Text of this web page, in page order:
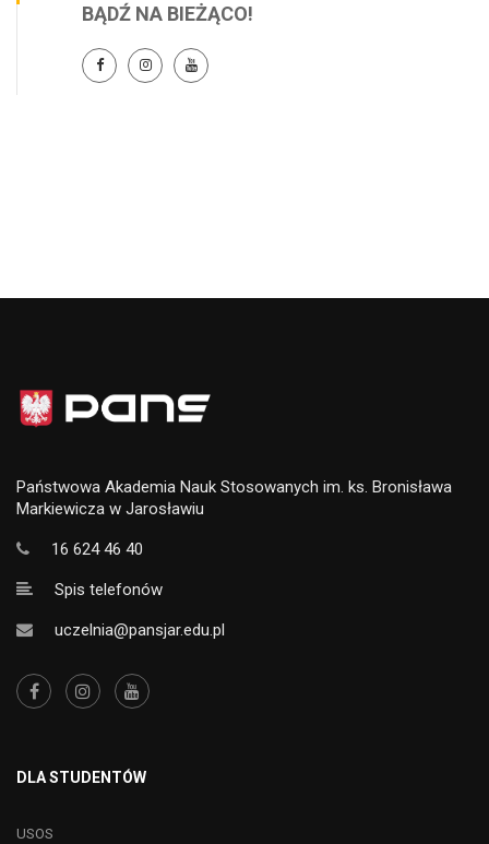
BĄDŹ NA BIEŻĄCO!
Państwowa Akademia Nauk Stosowanych im. ks. Bronisława
Markiewicza w Jarosławiu
16 624 46 40
Spis telefonów
uczelnia@pansjar.edu.pl
DLA STUDENTÓW
USOS